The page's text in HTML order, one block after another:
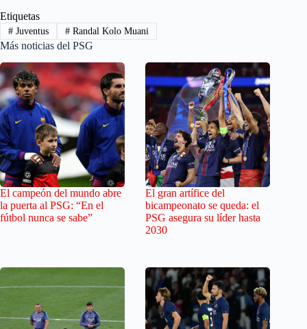
Etiquetas
#Juventus #Randal Kolo Muani
Más noticias del PSG
El campeón del mundo abre
la puerta al PSG: “En el
fútbol nunca se sabe”
El gran artífice del
bicampeonato se queda: el
PSG asegura su líder hasta
2030